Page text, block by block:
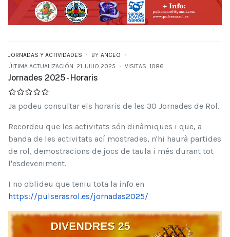
JORNADAS Y ACTIVIDADES BY ANCEO
ÚLTIMA ACTUALIZACIÓN: 21 JULIO 2025
VISITAS: 1086
Jornades 2025 - Horaris
Ja podeu consultar els horaris de les 30 Jornades de Rol.
Recordeu que les activitats són dinàmiques i que, a
banda de les activitats ací mostrades, n'hi haurà partides
de rol, demostracions de jocs de taula i més durant tot
l'esdeveniment.
https://pulserasrol.es/jornadas2025/